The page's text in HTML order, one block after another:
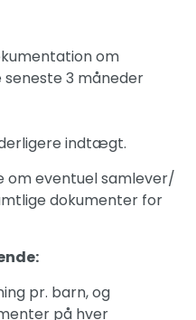
om
3 måneder
indtægt.
om eventuel samlever/
dokumenter for
pr. barn, og
på hver